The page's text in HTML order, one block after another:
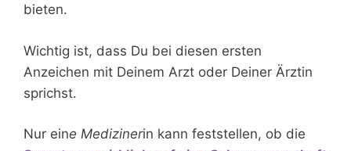
bieten.
Wichtig ist, dass Du bei diesen ersten
Anzeichen mit Deinem Arzt oder Deiner Ärztin
sprichst.
Nur eine Medizinerin kann feststellen, ob die